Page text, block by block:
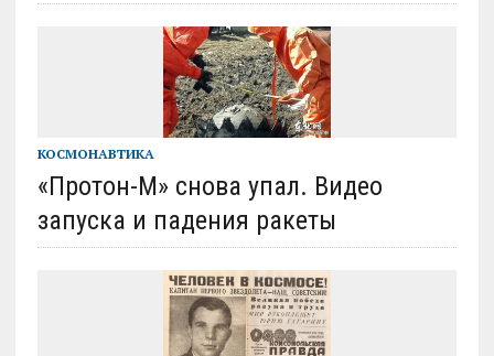
КОСМОНАВТИКА
«Протон-М» снова упал. Видео
запуска и падения ракеты